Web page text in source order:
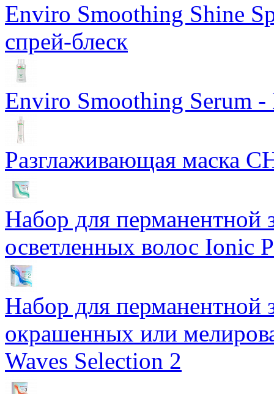
Enviro Smoothing Shine
спрей-блеск
Enviro Smoothing Serum
Разглаживающая маска
Набор для перманентной
осветленных волос Ionic
Набор для перманентной
окрашенных или
Waves Selection 2